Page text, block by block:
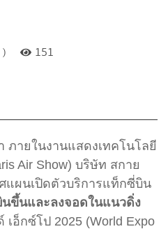
151
ภายในงานแสดงเทคโนโลยี
Air Show) บริษัท สกาย
แผนเปิดตัวบริการแท็กซี่บิน
ขึ้นและลงจอดในแนวดิ่ง
เอ็กซ์โป 2025 (World Expo